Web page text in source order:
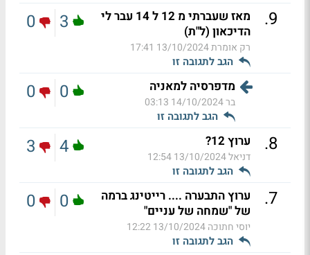
9
.
מאז שעברתי מ 12 ל 14 עבר לי
הדיכאון (ל"ת)
רק אומרת13/10/2024 17:41
הגב לתגובה זו
3
0
מדפרסיה למאניה
בר14/10/2024 03:13
הגב לתגובה זו
0
0
8
. ערוץ 12?
דניאל13/10/2024 12:54
הגב לתגובה זו
4
3
7
.
ערוץ התבערה .... רייטינג ברמה
של "שמחה של עניים"
יוסי חתוכה13/10/2024 12:22
הגב לתגובה זו
0
0